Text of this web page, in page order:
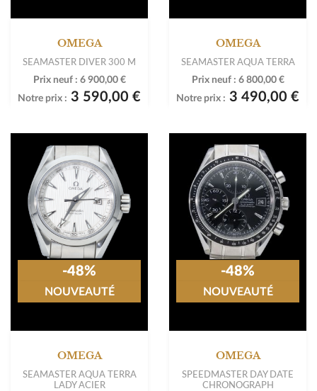
OMEGA
SEAMASTER DIVER 300 M
Prix neuf : 6 900,00 €
Notre prix : 3 590,00 €
OMEGA
SEAMASTER AQUA TERRA
Prix neuf : 6 800,00 €
Notre prix : 3 490,00 €
OMEGA
SEAMASTER AQUA TERRA
LADY ACIER
-48%
NOUVEAUTÉ
OMEGA
SPEEDMASTER DAY DATE
CHRONOGRAPH
-48%
NOUVEAUTÉ